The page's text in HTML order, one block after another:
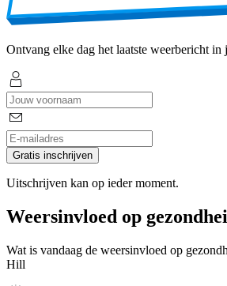
Ontvang elke dag het laatste weerbericht in
Gratis inschrijven
Uitschrijven kan op ieder moment.
Weersinvloed op
Wat is vandaag de weersinvloed op
Hill